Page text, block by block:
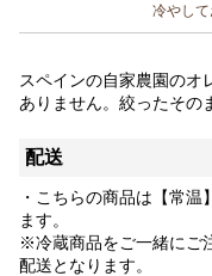
冷やし
スペインの自家農園のオ
ありません。絞ったその
配送
・こちらの商品は【常
ます。
※冷蔵商品をご一緒にご
配送となります。